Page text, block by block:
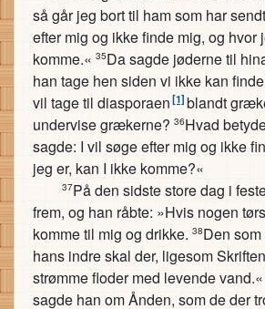
så går jeg bort til ham som har
efter mig og ikke finde mig, og hvor
komme.« 35Da sagde jøderne til
han tage hen siden vi ikke kan
vil tage til diasporaen[1]blandt
undervise grækerne? 36Hvad
sagde: I vil søge efter mig og ikke
jeg er, kan I ikke komme?«
37På den sidste store dag i
frem, og han råbte: »Hvis nogen
komme til mig og drikke. 38Den
hans indre skal der, ligesom
strømme floder med levende vand.«
sagde han om Ånden, som de der